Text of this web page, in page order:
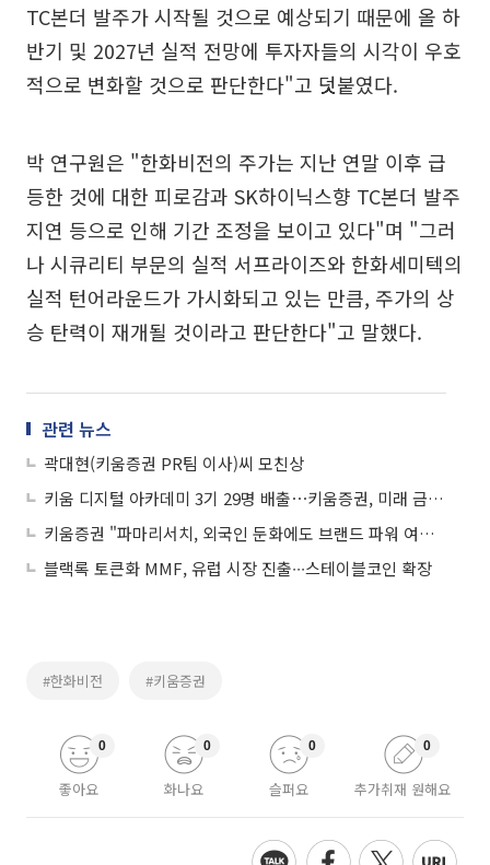
TC본더 발주가 시작될 것으로 예상되기 때문에 올 하
반기 및 2027년 실적 전망에 투자자들의 시각이 우호
적으로 변화할 것으로 판단한다"고 덧붙였다.
박 연구원은 "한화비전의 주가는 지난 연말 이후 급
등한 것에 대한 피로감과 SK하이닉스향 TC본더 발주
지연 등으로 인해 기간 조정을 보이고 있다"며 "그러
나 시큐리티 부문의 실적 서프라이즈와 한화세미텍의
실적 턴어라운드가 가시화되고 있는 만큼, 주가의 상
승 탄력이 재개될 것이라고 판단한다"고 말했다.
관련 뉴스
곽대현(키움증권 PR팀 이사)씨 모친상
키움 디지털 아카데미 3기 29명 배출⋯키움증권, 미래 금융 인재 양성
키움증권 "파마리서치, 외국인 둔화에도 브랜드 파워 여전하지만…목표가↓"
블랙록 토큰화 MMF, 유럽 시장 진출∙∙∙스테이블코인 확장
#한화비전 #키움증권
좋아요
0
화나요
0
슬퍼요
0
추가취재 원해요
0